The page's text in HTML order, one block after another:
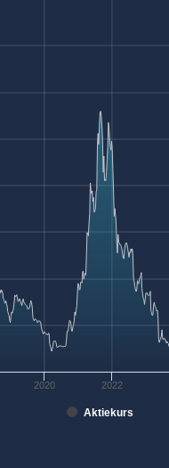
Aktiekurs
2020 2022